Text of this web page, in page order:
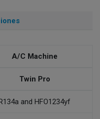
A/C Machine
Twin Pro
and HFO1234yf